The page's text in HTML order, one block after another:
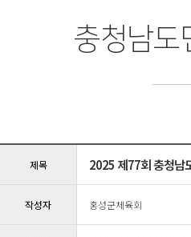
충청남도
제목 2025 제77회 충청남
작성자 홍성군체육회